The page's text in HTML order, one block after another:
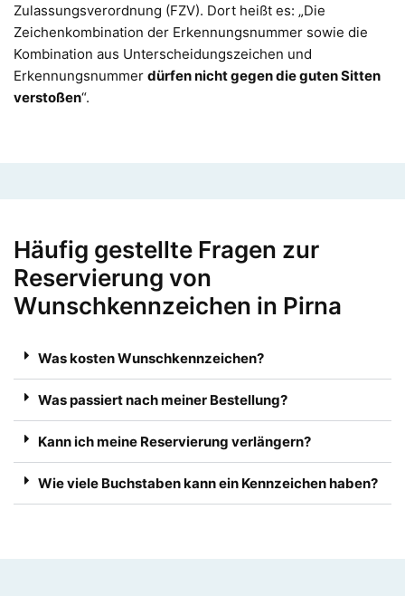
Zulassungsverordnung (FZV). Dort heißt es: „Die
Zeichenkombination der Erkennungsnummer sowie die
Kombination aus Unterscheidungszeichen und
Erkennungsnummer dürfen nicht gegen die guten Sitten
verstoßen“.
Häufig gestellte Fragen zur
Reservierung von
Wunschkennzeichen in Pirna
Was kosten Wunschkennzeichen?
Was passiert nach meiner Bestellung?
Kann ich meine Reservierung verlängern?
Wie viele Buchstaben kann ein Kennzeichen haben?